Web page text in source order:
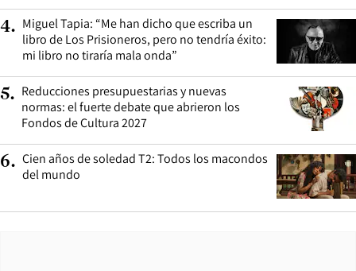
4. Miguel Tapia: “Me han dicho que escriba un
libro de Los Prisioneros, pero no tendría éxito:
mi libro no tiraría mala onda”
5. Reducciones presupuestarias y nuevas
normas: el fuerte debate que abrieron los
Fondos de Cultura 2027
6. Cien años de soledad T2: Todos los macondos
del mundo